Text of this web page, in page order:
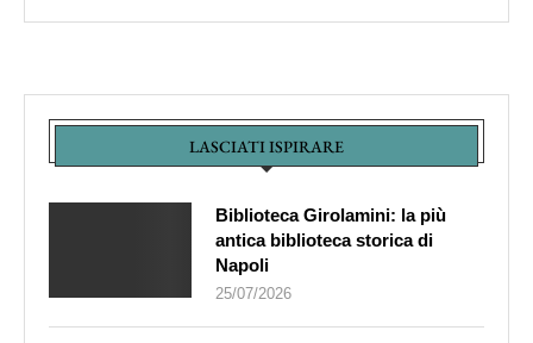
LASCIATI ISPIRARE
Biblioteca Girolamini: la più
antica biblioteca storica di
Napoli
25/07/2026